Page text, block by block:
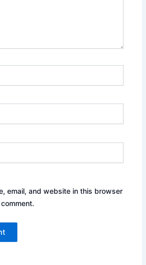
email, and website in this browser